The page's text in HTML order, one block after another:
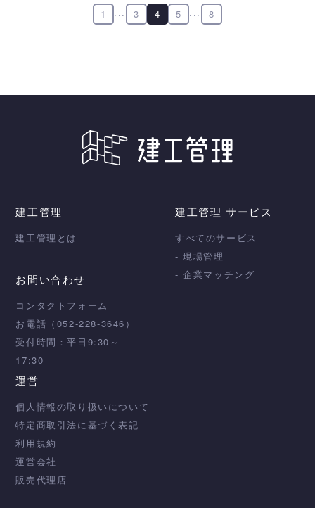
1 ... 3 4 5 ... 8
建工管理
建工管理とは
お問い合わせ
コンタクトフォーム
お電話（052-228-3646）
受付時間：平日9:30～
17:30
建工管理 サービス
すべてのサービス
- 現場管理
- 企業マッチング
運営
個人情報の取り扱いについて
特定商取引法に基づく表記
利用規約
運営会社
販売代理店